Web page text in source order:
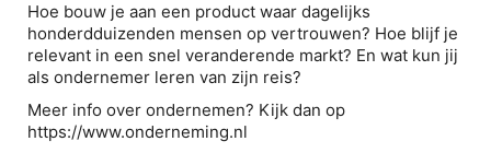
Hoe bouw je aan een product waar dagelijks
honderdduizenden mensen op vertrouwen? Hoe blijf je
relevant in een snel veranderende markt? En wat kun jij
als ondernemer leren van zijn reis?
Meer info over ondernemen? Kijk dan op
https://www.onderneming.nl